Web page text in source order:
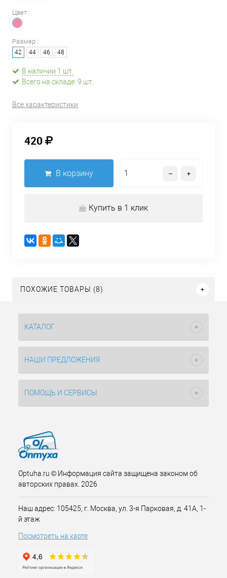
Цвет :
Размер :
42 44 46 48
В наличии 1 шт.
Всего на складе: 9 шт.
Все характеристики
420
В корзину
Купить в 1 клик
ПОХОЖИЕ ТОВАРЫ (8)
КАТАЛОГ
НАШИ ПРЕДЛОЖЕНИЯ
ПОМОЩЬ И СЕРВИСЫ
Optuha.ru © Информация сайта защищена законом об
авторских правах. 2026
Наш адрес: 105425, г. Москва, ул. 3-я Парковая, д. 41А, 1-
й этаж
Посмотреть на карте